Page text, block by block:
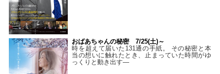
おばあちゃんの秘密 7/25(土)～
時を超えて届いた131通の手紙。 その秘密と本
当の想いに触れたとき、止まっていた時間がゆ
っくりと動き出す―